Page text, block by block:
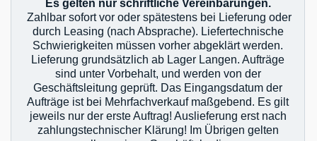
Es gelten nur schriftliche Vereinbarungen.
Zahlbar sofort vor oder spätestens bei Lieferung oder
durch Leasing (nach Absprache). Liefertechnische
Schwierigkeiten müssen vorher abgeklärt werden.
Lieferung grundsätzlich ab Lager Langen. Aufträge
sind unter Vorbehalt, und werden von der
Geschäftsleitung geprüft. Das Eingangsdatum der
Aufträge ist bei Mehrfachverkauf maßgebend. Es gilt
jeweils nur der erste Auftrag! Auslieferung erst nach
zahlungstechnischer Klärung! Im Übrigen gelten